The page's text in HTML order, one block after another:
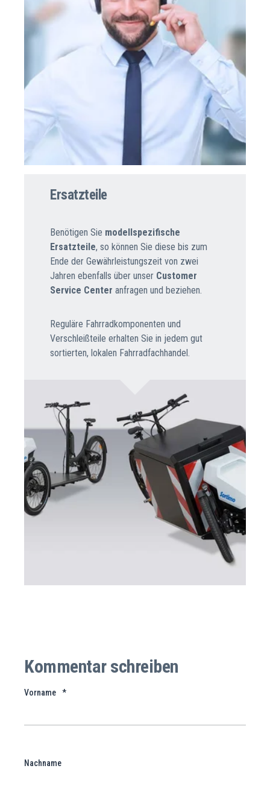
Ersatzteile
Benötigen Sie modellspezifische
Ersatzteile, so können Sie diese bis zum
Ende der Gewährleistungszeit von zwei
Jahren ebenfalls über unser Customer
Service Center anfragen und beziehen.
Reguläre Fahrradkomponenten und
Verschleißteile erhalten Sie in jedem gut
sortierten, lokalen Fahrradfachhandel.
Kommentar schreiben
Vorname *
Nachname